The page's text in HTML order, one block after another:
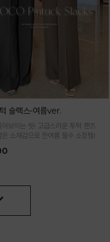
슬랙스-여름ver.
어보이는 핏! 고급스러운 투턱 팬츠
은 소재감으로 한여름 필수 소장템!